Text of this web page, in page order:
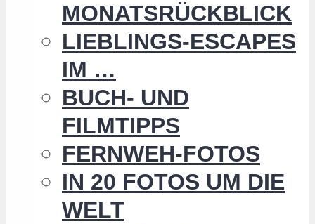
MONATSRÜCKBLICK
LIEBLINGS-ESCAPES
IM …
BUCH- UND
FILMTIPPS
FERNWEH-FOTOS
IN 20 FOTOS UM DIE
WELT